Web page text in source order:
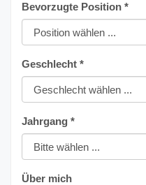
Bevorzugte Position *
Geschlecht *
Jahrgang *
Über mich